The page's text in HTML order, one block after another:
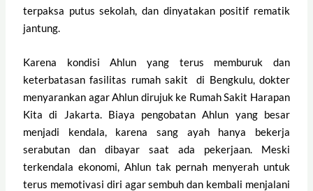
terpaksa putus sekolah, dan dinyatakan positif rematik
jantung.
Karena kondisi Ahlun yang terus memburuk dan
keterbatasan fasilitas rumah sakit di Bengkulu, dokter
menyarankan agar Ahlun dirujuk ke Rumah Sakit Harapan
Kita di Jakarta. Biaya pengobatan Ahlun yang besar
menjadi kendala, karena sang ayah hanya bekerja
serabutan dan dibayar saat ada pekerjaan. Meski
terkendala ekonomi, Ahlun tak pernah menyerah untuk
terus memotivasi diri agar sembuh dan kembali menjalani